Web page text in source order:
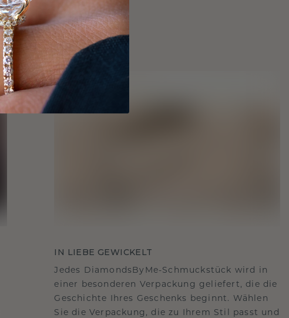
IN LIEBE GEWICKELT
Jedes DiamondsByMe-Schmuckstück wird in
einer besonderen Verpackung geliefert, die die
Geschichte Ihres Geschenks beginnt. Wählen
Sie die Verpackung, die zu Ihrem Stil passt und